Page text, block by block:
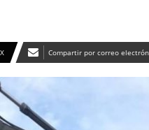
X Compartir por correo